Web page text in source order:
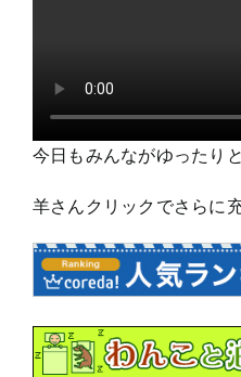
今日もみんながゆったり
羊さんクリックでさらに